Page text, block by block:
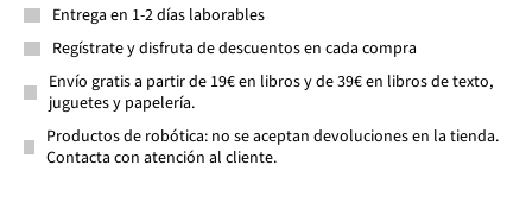
Entrega en 1-2 días laborables
Regístrate y disfruta de descuentos en cada compra
Envío gratis a partir de 19€ en libros y de 39€ en libros de texto,
juguetes y papelería.
Productos de robótica: no se aceptan devoluciones en la tienda.
Contacta con atención al cliente.